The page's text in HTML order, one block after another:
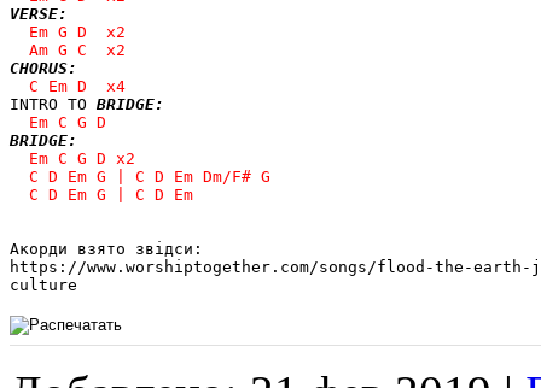
VERSE:
CHORUS:
INTRO TO BRIDGE:
BRIDGE:
Акорди взято звідси:
https://www.worshiptogether.com/songs/flood-the-earth-
culture